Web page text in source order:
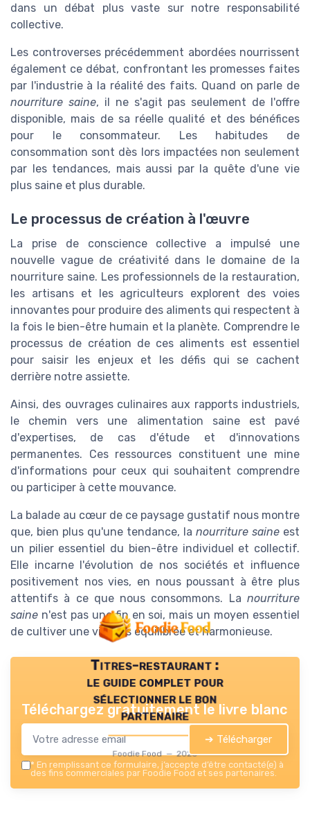
dans un débat plus vaste sur notre responsabilité
collective.
Les controverses précédemment abordées nourrissent
également ce débat, confrontant les promesses faites
par l'industrie à la réalité des faits. Quand on parle de
nourriture saine, il ne s'agit pas seulement de l'offre
disponible, mais de sa réelle qualité et des bénéfices
pour le consommateur. Les habitudes de
consommation sont dès lors impactées non seulement
par les tendances, mais aussi par la quête d'une vie
plus saine et plus durable.
Le processus de création à l'œuvre
La prise de conscience collective a impulsé une
nouvelle vague de créativité dans le domaine de la
nourriture saine. Les professionnels de la restauration,
les artisans et les agriculteurs explorent des voies
innovantes pour produire des aliments qui respectent à
la fois le bien-être humain et la planète. Comprendre le
processus de création de ces aliments est essentiel
pour saisir les enjeux et les défis qui se cachent
derrière notre assiette.
Ainsi, des ouvrages culinaires aux rapports industriels,
le chemin vers une alimentation saine est pavé
d'expertises, de cas d'étude et d'innovations
permanentes. Ces ressources constituent une mine
d'informations pour ceux qui souhaitent comprendre
ou participer à cette mouvance.
La balade au cœur de ce paysage gustatif nous montre
que, bien plus qu'une tendance, la nourriture saine est
un pilier essentiel du bien-être individuel et collectif.
Elle incarne l'évolution de nos sociétés et influence
positivement nos vies, en nous poussant à être plus
attentifs à ce que nous consommons. La nourriture
saine n'est pas une fin en soi, mais un moyen essentiel
de cultiver une vie plus équilibrée et harmonieuse.
Titres-restaurant :
le guide complet pour
sélectionner le bon
partenaire
Foodie Food — 2026
Téléchargez gratuitement le livre blanc
➔ Télécharger
* En remplissant ce formulaire, j’accepte d’être contacté(e) à
des fins commerciales par Foodie Food et ses partenaires.